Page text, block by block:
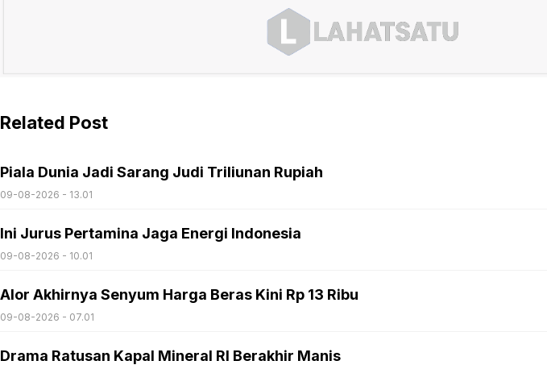
Related Post
Piala Dunia Jadi Sarang Judi Triliunan Rupiah
09-08-2026 - 13.01
Ini Jurus Pertamina Jaga Energi Indonesia
09-08-2026 - 10.01
Alor Akhirnya Senyum Harga Beras Kini Rp 13 Ribu
09-08-2026 - 07.01
Drama Ratusan Kapal Mineral RI Berakhir Manis